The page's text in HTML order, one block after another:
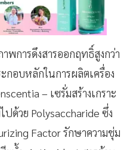
พการดึงสารออกฤทธิ์สูงกว่า
อบหลักในการผลิตเครื่อง
– เซรั่มสร้างเกราะ
ด้วย Polysaccharide ซึ่ง
Factor รักษาความชุ่ม